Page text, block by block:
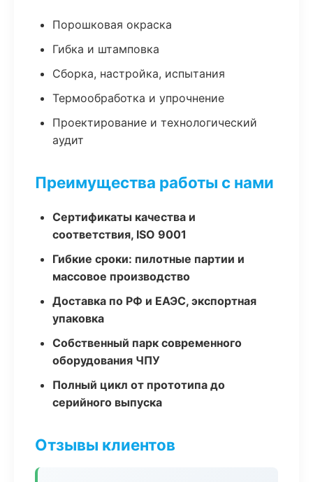
Порошковая окраска
Гибка и штамповка
Сборка, настройка, испытания
Термообработка и упрочнение
Проектирование и технологический
аудит
Преимущества работы с нами
Сертификаты качества и
соответствия, ISO 9001
Гибкие сроки: пилотные партии и
массовое производство
Доставка по РФ и ЕАЭС, экспортная
упаковка
Собственный парк современного
оборудования ЧПУ
Полный цикл от прототипа до
серийного выпуска
Отзывы клиентов